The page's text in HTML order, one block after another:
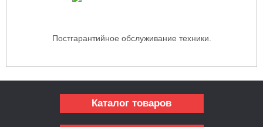
Постгарантийное обслуживание техники.
Каталог товаров